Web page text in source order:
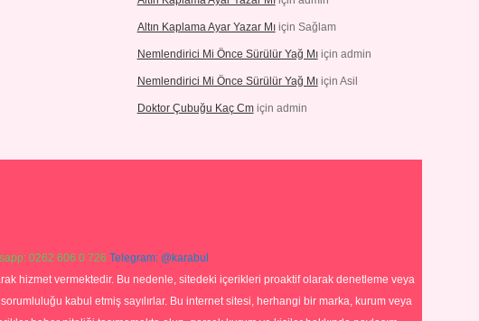
Altın Kaplama Ayar Yazar Mıiçin Sağlam
Nemlendirici Mi Önce Sürülür Yağ Mıiçin admin
Nemlendirici Mi Önce Sürülür Yağ Mıiçin Asil
Doktor Çubuğu Kaç Cmiçin admin
0262 606 0 726 Telegram: @karabul
hizmet vermektedir. Bu nedenle, sitedeki içerikleri proaktif olarak denetleme veya
kabul etmiş sayılırlar. Bu internet sitesi, herhangi bir marka, kurum veya